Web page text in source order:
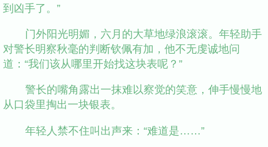
到凶手了。”
门外阳光明媚，六月的大草地绿浪滚滚。年轻助手
对警长明察秋毫的判断钦佩有加，他不无虔诚地问
道：“我们该从哪里开始找这块表呢？”
警长的嘴角露出一抹难以察觉的笑意，伸手慢慢地
从口袋里掏出一块银表。
年轻人禁不住叫出声来：“难道是……”